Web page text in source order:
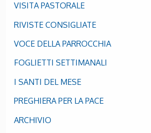
VISITA PASTORALE
RIVISTE CONSIGLIATE
VOCE DELLA PARROCCHIA
FOGLIETTI SETTIMANALI
I SANTI DEL MESE
PREGHIERA PER LA PACE
ARCHIVIO